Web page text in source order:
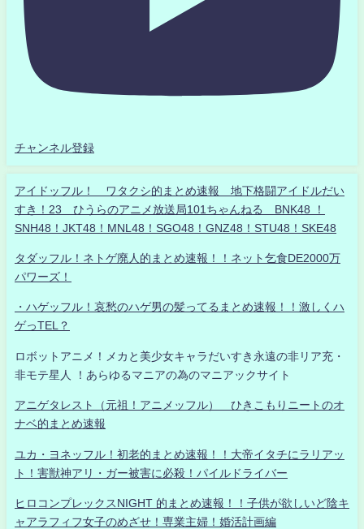
チャンネル登録
アイドッフル！ ワタクシ的まとめ速報 地下格闘アイドルだい
すき！23 ひうらのアニメ放送局101ちゃんねる BNK48 ！
SNH48！JKT48！MNL48！SGO48！GNZ48！STU48！SKE48
タダッフル！ネトゲ廃人的まとめ速報！！ネット乞食DE2000万
パワーズ！
・ハゲッフル！哀愁のハゲ男の髪ってるまとめ速報！！激しくハ
ゲっTEL？
ロボットアニメ！メカと美少女キャラだいすき永遠の非リア充・
非モテ星人 ！あらゆるマニアの為のマニアックサイト
アニゲタレスト（元祖！アニメッフル） ひきこもりニートのオ
ナベ的まとめ速報
ユカ・ヨネッフル！初老的まとめ速報！！大帝イタチにラリアッ
ト！害獣神アリ・ガー被害に必殺！パイルドライバー
ヒロコンプレックスNIGHT 的まとめ速報！！子供が欲しいど陰キ
ャアラフィフ女子のめざせ！専業主婦！婚活計画編